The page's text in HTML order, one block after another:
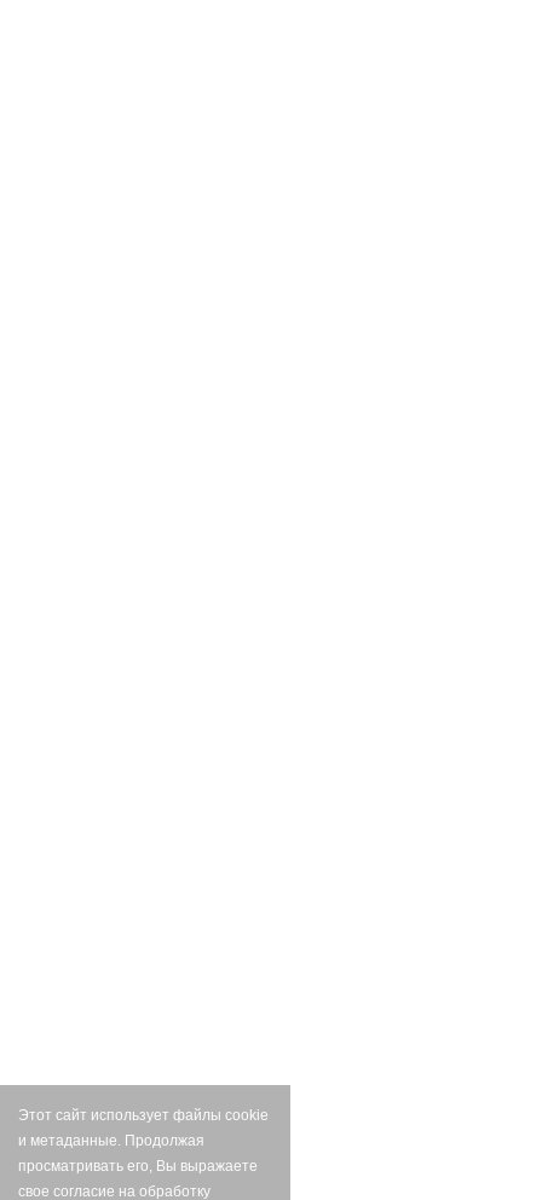
Этот сайт использует файлы cookie
и метаданные. Продолжая
просматривать его, Вы выражаете
свое согласие на обработку